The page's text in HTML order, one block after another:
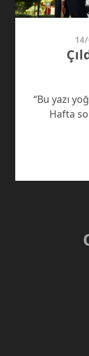
“Bu yazı
Hafta